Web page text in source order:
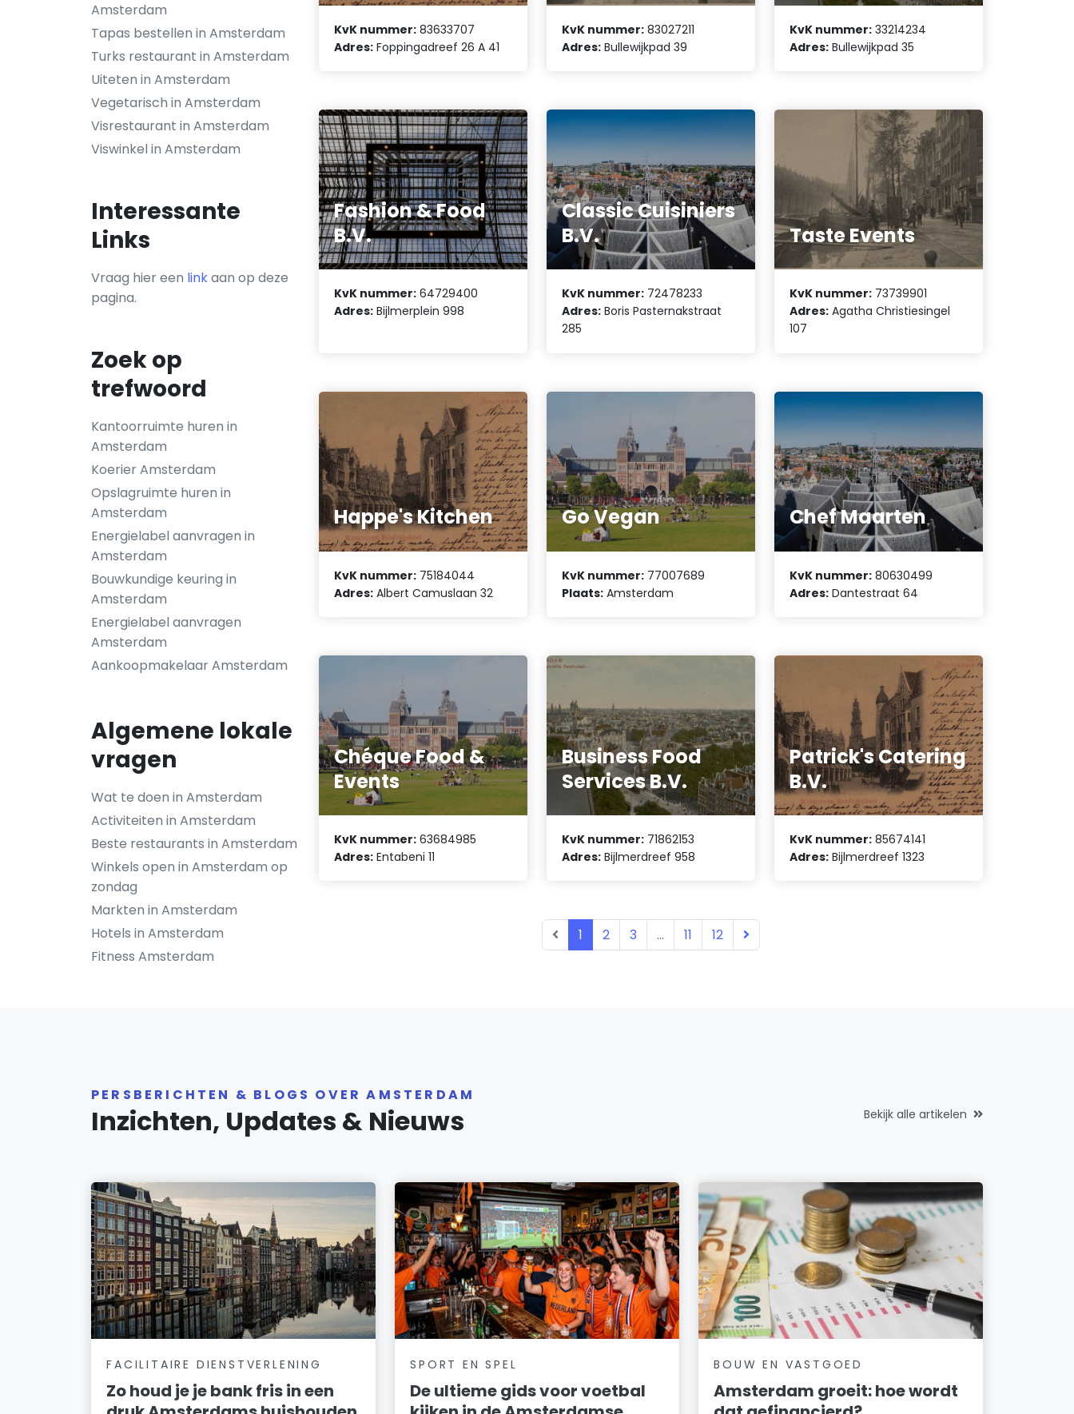
Amsterdam
Tapas bestellen in Amsterdam
Turks restaurant in Amsterdam
Uiteten in Amsterdam
Vegetarisch in Amsterdam
Visrestaurant in Amsterdam
Viswinkel in Amsterdam
Interessante
Links
Vraag hier een linkaan op deze
pagina.
Zoek op
trefwoord
Kantoorruimte huren in
Amsterdam
Koerier Amsterdam
Opslagruimte huren in
Amsterdam
Energielabel aanvragen in
Amsterdam
Bouwkundige keuring in
Amsterdam
Energielabel aanvragen
Amsterdam
Aankoopmakelaar Amsterdam
Algemene lokale
vragen
Wat te doen in Amsterdam
Activiteiten in Amsterdam
Beste restaurants in Amsterdam
Winkels open in Amsterdam op
zondag
Markten in Amsterdam
Hotels in Amsterdam
Fitness Amsterdam
KvK nummer: 83633707
Adres: Foppingadreef 26 A 41
KvK nummer: 83027211
Adres: Bullewijkpad 39
KvK nummer: 33214234
Adres: Bullewijkpad 35
Fashion & Food
B.V.
KvK nummer: 64729400
Adres: Bijlmerplein 998
Classic Cuisiniers
B.V.
KvK nummer: 72478233
Adres: Boris Pasternakstraat
285
Taste Events
KvK nummer: 73739901
Adres: Agatha Christiesingel
107
Happe's Kitchen
KvK nummer: 75184044
Adres: Albert Camuslaan 32
Go Vegan
KvK nummer: 77007689
Plaats: Amsterdam
Chef Maarten
KvK nummer: 80630499
Adres: Dantestraat 64
Chéque Food &
Events
KvK nummer: 63684985
Adres: Entabeni 11
Business Food
Services B.V.
KvK nummer: 71862153
Adres: Bijlmerdreef 958
Patrick's Catering
B.V.
KvK nummer: 85674141
Adres: Bijlmerdreef 1323
1 2 3 ... 11 12
PERSBERICHTEN & BLOGS OVER AMSTERDAM
Inzichten, Updates & Nieuws Bekijk alle artikelen
FACILITAIRE DIENSTVERLENING
Zo houd je je bank fris in een
SPORT EN SPEL
De ultieme gids voor voetbal
BOUW EN VASTGOED
Amsterdam groeit: hoe wordt